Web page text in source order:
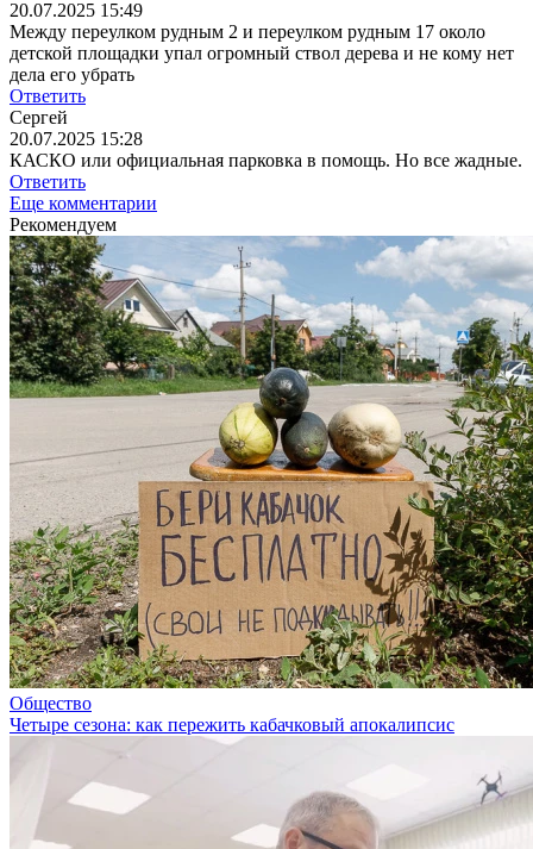
20.07.2025 15:49
Между переулком рудным 2 и переулком рудным 17 около
детской площадки упал огромный ствол дерева и не кому нет
дела его убрать
Ответить
Сергей
20.07.2025 15:28
КАСКО или официальная парковка в помощь. Но все жадные.
Ответить
Еще комментарии
Рекомендуем
Общество
Четыре сезона: как пережить кабачковый апокалипсис